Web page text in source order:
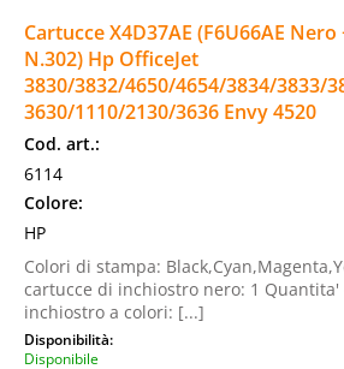
Cartucce X4D37AE (F6U66AE
N.302) Hp OfficeJet
3830/3832/4650/4654/3834/3833/
3630/1110/2130/3636 Envy 4520
Cod. art.:
6114
Colore:
HP
Colori di stampa:
cartucce di inchiostro nero: 1
inchiostro a colori: [...]
Disponibilità:
Disponibile